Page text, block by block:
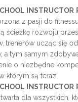
INSTRUCTOR
z pasji do
ścieżkę rozwoju
trenerów ucząc się
a tym samym
o niezbędne
którym są teraz.
INSTRUCTOR
dla wszystkich,